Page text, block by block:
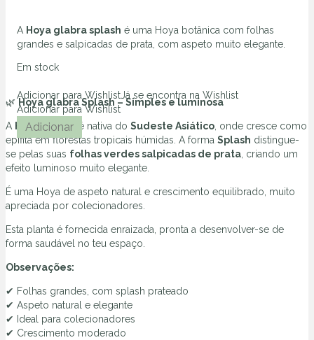
A Hoya glabra splash é uma Hoya botânica com folhas
grandes e salpicadas de prata, com aspeto muito elegante.
Em stock
Adicionar para WishlistJá se encontra na Wishlist
Adicionar para Wishlist
Quantidade
de
Hoya
glabra
Adicionar
🌿Hoya glabra Splash – Simples e luminosa
A Hoya glabra é nativa do Sudeste Asiático, onde cresce como
epífita em florestas tropicais húmidas. A forma Splash distingue-
se pelas suas folhas verdes salpicadas de prata, criando um
efeito luminoso muito elegante.
É uma Hoya de aspeto natural e crescimento equilibrado, muito
apreciada por colecionadores.
Esta planta é fornecida enraizada, pronta a desenvolver-se de
forma saudável no teu espaço.
Observações:
✔ Folhas grandes, com splash prateado
✔ Aspeto natural e elegante
✔ Ideal para colecionadores
✔ Crescimento moderado